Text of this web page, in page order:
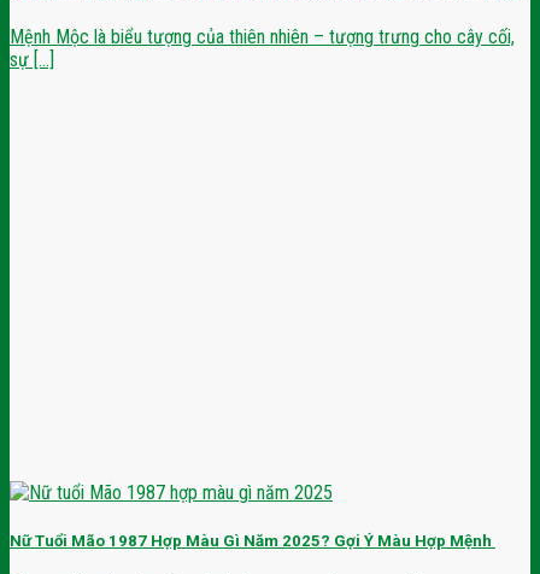
Mệnh Mộc là biểu tượng của thiên nhiên – tượng trưng cho cây cối,
sự [...]
Nữ Tuổi Mão 1987 Hợp Màu Gì Năm 2025? Gợi Ý Màu Hợp Mệnh